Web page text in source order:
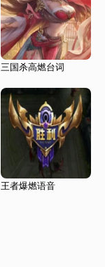
三国杀高燃台词
王者爆燃语音